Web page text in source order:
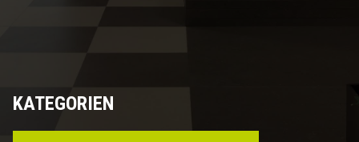
KATEGORIEN